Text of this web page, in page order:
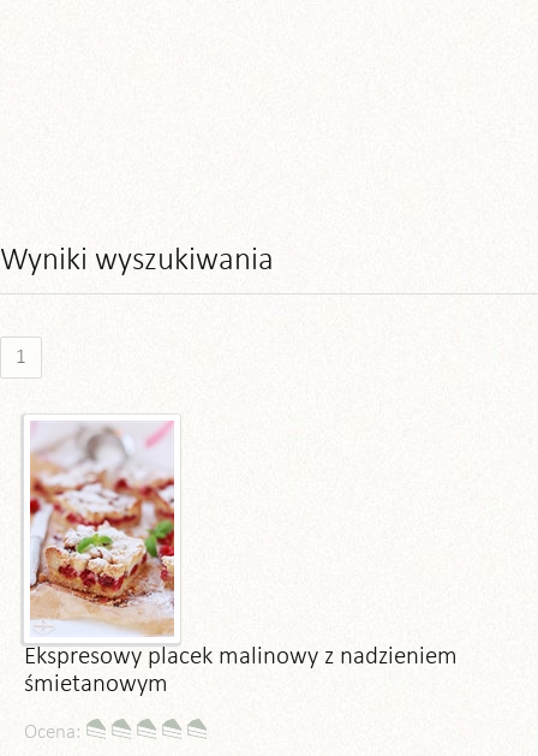
Wyniki wyszukiwania
1
Ekspresowy placek malinowy z nadzieniem
śmietanowym
Ocena: